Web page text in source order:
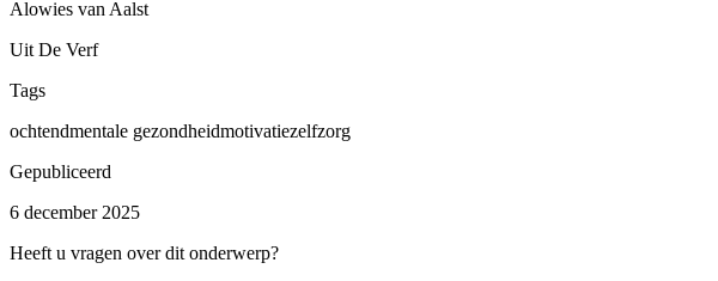
Alowies van Aalst
Uit De Verf
Tags
ochtendmentale gezondheidmotivatiezelfzorg
Gepubliceerd
6 december 2025
Heeft u vragen over dit onderwerp?